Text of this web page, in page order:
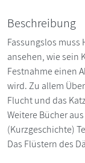
Beschreibung
Fassungslos
ansehen, wie sein
Festnahme einen
wird. Zu allem
Flucht und das
Weitere Bücher
(Kurzgeschichte)
Das Flüstern des